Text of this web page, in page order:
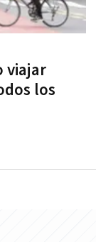
viajar
los